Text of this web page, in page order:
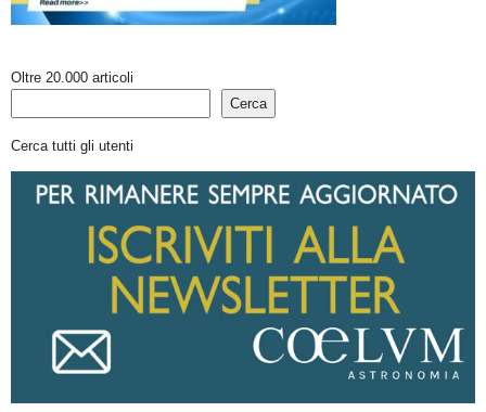
Oltre 20.000 articoli
Cerca
Cerca tutti gli utenti